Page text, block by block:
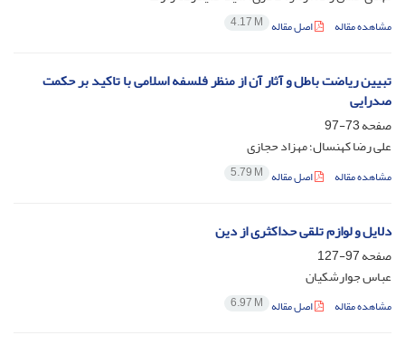
مشاهده مقاله اصل مقاله 4.17 M
تبیین ریاضت باطل و آثار آن از منظر فلسفه اسلامی با تاکید بر حکمت
صدرایی
صفحه73-97
علی رضا کهنسال؛ مهزاد حجازی
مشاهده مقاله اصل مقاله 5.79 M
دلایل و لوازم تلقی حداکثری از دین
صفحه97-127
عباس جوارشکیان
مشاهده مقاله اصل مقاله 6.97 M